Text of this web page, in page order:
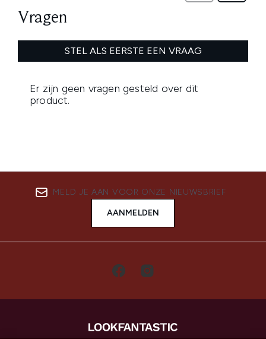
MELD JE AAN VOOR ONZE NIEUWSBRIEF
AANMELDEN